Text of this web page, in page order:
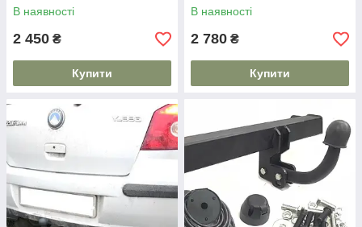
В наявності
2 450 ₴
Купити
В наявності
2 780 ₴
Купити